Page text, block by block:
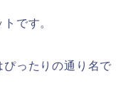
です。
ったりの通り名で